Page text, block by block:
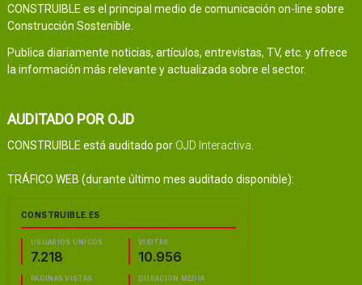
CONSTRUIBLE es el principal medio de comunicación on-line sobre
Construcción Sostenible.
Publica diariamente noticias, artículos, entrevistas, TV, etc. y ofrece
la información más relevante y actualizada sobre el sector.
AUDITADO POR OJD
CONSTRUIBLE está auditado por OJD Interactiva
TRÁFICO WEB (durante último mes auditado disponible):